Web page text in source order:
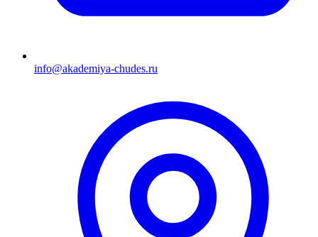
info@akademiya-chudes.ru